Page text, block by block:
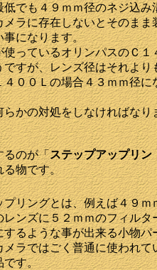
低でも４９ｍｍ径のネジ込み
メラに存在しないとそのまま
事になります。
使っているオリンパスのＣ１
ですが、レンズ径はそれより
４００Ｌの場合４３ｍｍ径に
らかの対処をしなければなり
るのが「ステップアップリン
る物です。
プリングとは、例えば４９ｍ
レンズに５２ｍｍのフィルタ
するような事が出来る小物パ
メラではごく普通に使われて
です。